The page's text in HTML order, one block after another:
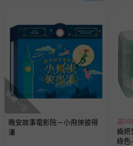
搶購一空
晚安故事電影院－小飛俠彼得
潘
滿
齒妍
綠色